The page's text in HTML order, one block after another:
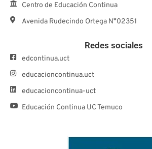
Centro de Educación Continua
Avenida Rudecindo Ortega N°02351
Redes sociales
edcontinua.uct
educacioncontinua.uct
educacioncontinua-uct
Educación Continua UC Temuco